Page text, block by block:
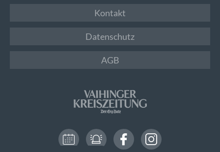
Kontakt
Datenschutz
AGB